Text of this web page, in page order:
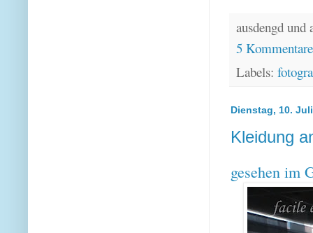
ausdengd
5
Labels:
Dienstag, 10.
Kleidung
gesehen im